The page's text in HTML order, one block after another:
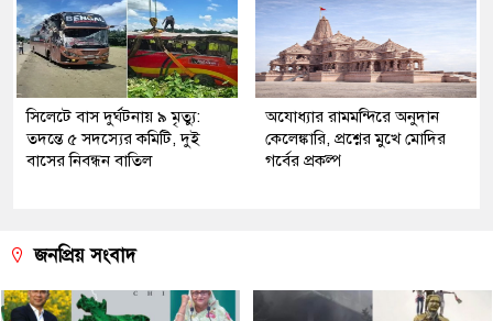
সিলেটে বাস দুর্ঘটনায় ৯ মৃত্যু:
তদন্তে ৫ সদস্যের কমিটি, দুই
বাসের নিবন্ধন বাতিল
অযোধ্যার রামমন্দিরে অনুদান
কেলেঙ্কারি, প্রশ্নের মুখে মোদির
গর্বের প্রকল্প
জনপ্রিয় সংবাদ